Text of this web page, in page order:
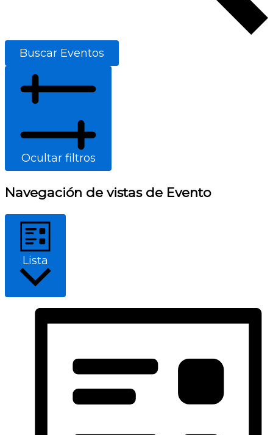
Buscar Eventos
Ocultar filtros
Navegación de vistas de Evento
Lista